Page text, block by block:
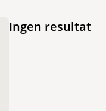
Ingen resultat